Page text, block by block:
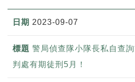
2023-09-07
警局偵查隊小隊長私自查
判處有期徒刑5月！